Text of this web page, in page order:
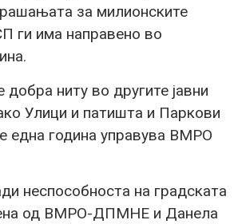
за милионските
ги има направено во
добра ниту во другите јавни
Улици и патишта и Паркови
една година управува ВМРО
неспособноста на градската
од ВМРО-ДПМНЕ и Данела